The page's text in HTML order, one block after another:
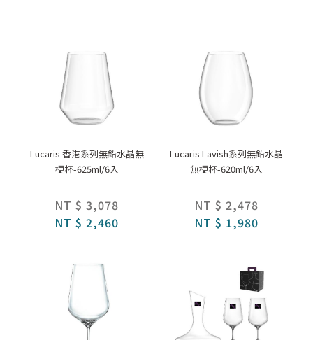
Lucaris 香港系列無鉛水晶無
梗杯-625ml/6入
NT $ 3,078
NT $ 2,460
Lucaris Lavish系列無鉛水晶
無梗杯-620ml/6入
NT $ 2,478
NT $ 1,980